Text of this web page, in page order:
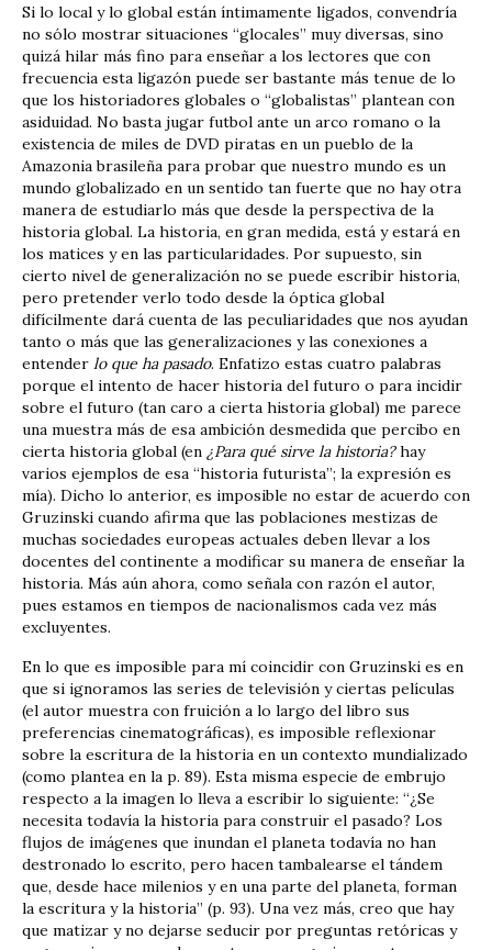
Si lo local y lo global están íntimamente ligados, convendría
no sólo mostrar situaciones “glocales” muy diversas, sino
quizá hilar más fino para enseñar a los lectores que con
frecuencia esta ligazón puede ser bastante más tenue de lo
que los historiadores globales o “globalistas” plantean con
asiduidad. No basta jugar futbol ante un arco romano o la
existencia de miles de DVD piratas en un pueblo de la
Amazonia brasileña para probar que nuestro mundo es un
mundo globalizado en un sentido tan fuerte que no hay otra
manera de estudiarlo más que desde la perspectiva de la
historia global. La historia, en gran medida, está y estará en
los matices y en las particularidades. Por supuesto, sin
cierto nivel de generalización no se puede escribir historia,
pero pretender verlo todo desde la óptica global
difícilmente dará cuenta de las peculiaridades que nos ayudan
tanto o más que las generalizaciones y las conexiones a
entender lo que ha pasado. Enfatizo estas cuatro palabras
porque el intento de hacer historia del futuro o para incidir
sobre el futuro (tan caro a cierta historia global) me parece
una muestra más de esa ambición desmedida que percibo en
cierta historia global (en ¿Para qué sirve la historia?hay
varios ejemplos de esa “historia futurista”; la expresión es
mía). Dicho lo anterior, es imposible no estar de acuerdo con
Gruzinski cuando afirma que las poblaciones mestizas de
muchas sociedades europeas actuales deben llevar a los
docentes del continente a modificar su manera de enseñar la
historia. Más aún ahora, como señala con razón el autor,
pues estamos en tiempos de nacionalismos cada vez más
excluyentes.
En lo que es imposible para mí coincidir con Gruzinski es en
que si ignoramos las series de televisión y ciertas películas
(el autor muestra con fruición a lo largo del libro sus
preferencias cinematográficas), es imposible reflexionar
sobre la escritura de la historia en un contexto mundializado
(como plantea en la p. 89). Esta misma especie de embrujo
respecto a la imagen lo lleva a escribir lo siguiente: “¿Se
necesita todavía la historia para construir el pasado? Los
flujos de imágenes que inundan el planeta todavía no han
destronado lo escrito, pero hacen tambalearse el tándem
que, desde hace milenios y en una parte del planeta, forman
la escritura y la historia” (p. 93). Una vez más, creo que hay
que matizar y no dejarse seducir por preguntas retóricas y